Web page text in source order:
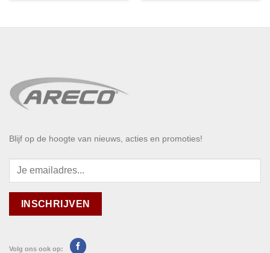
Blijf op de hoogte van nieuws, acties en promoties!
Volg ons ook op: